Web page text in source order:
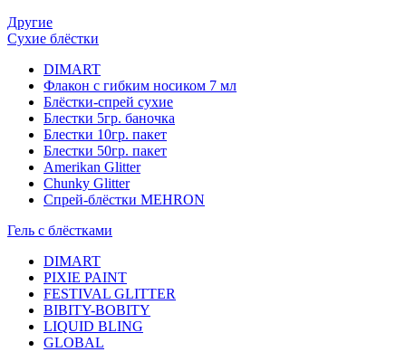
Другие
Сухие блёстки
DIMART
Флакон с гибким носиком 7 мл
Блёстки-спрей сухие
Блестки 5гр. баночка
Блестки 10гр. пакет
Блестки 50гр. пакет
Amerikan Glitter
Chunky Glitter
Спрей-блёстки MEHRON
Гель с блёстками
DIMART
PIXIE PAINT
FESTIVAL GLITTER
BIBITY-BOBITY
LIQUID BLING
GLOBAL